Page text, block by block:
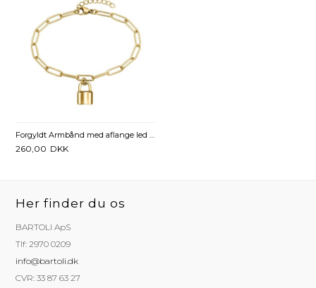
260,00 DKK
Her finder du os
BARTOLI ApS
Tlf: 2970 0209
info@bartoli.dk
CVR: 33 87 63 27